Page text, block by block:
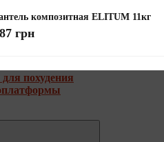
дома
похудения
композитная ELITUM 11кг
грн